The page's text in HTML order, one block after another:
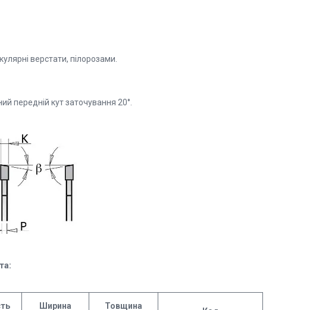
верстати, пілорозами.
передній кут заточування 20°.
Ширина
Товщина